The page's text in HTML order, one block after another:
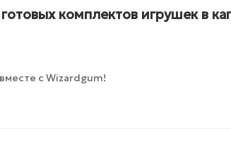
комплектов игрушек в
с Wizardgum!